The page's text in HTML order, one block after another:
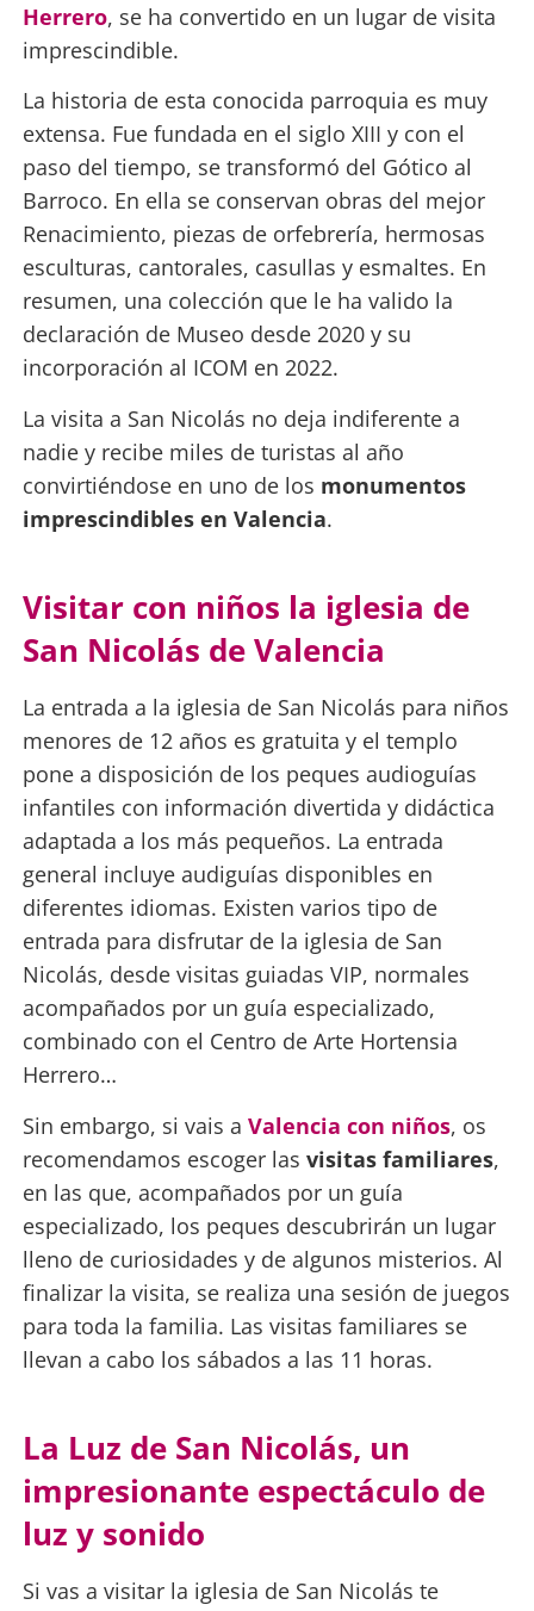
Herrero, se ha convertido en un lugar de visita
imprescindible.
La historia de esta conocida parroquia es muy
extensa. Fue fundada en el siglo XIII y con el
paso del tiempo, se transformó del Gótico al
Barroco. En ella se conservan obras del mejor
Renacimiento, piezas de orfebrería, hermosas
esculturas, cantorales, casullas y esmaltes. En
resumen, una colección que le ha valido la
declaración de Museo desde 2020 y su
incorporación al ICOM en 2022.
La visita a San Nicolás no deja indiferente a
nadie y recibe miles de turistas al año
convirtiéndose en uno de los monumentos
imprescindibles en Valencia.
Visitar con niños la iglesia de
San Nicolás de Valencia
La entrada a la iglesia de San Nicolás para niños
menores de 12 años es gratuita y el templo
pone a disposición de los peques audioguías
infantiles con información divertida y didáctica
adaptada a los más pequeños. La entrada
general incluye audiguías disponibles en
diferentes idiomas. Existen varios tipo de
entrada para disfrutar de la iglesia de San
Nicolás, desde visitas guiadas VIP, normales
acompañados por un guía especializado,
combinado con el Centro de Arte Hortensia
Herrero…
Sin embargo, si vais a Valencia con niños, os
recomendamos escoger las visitas familiares,
en las que, acompañados por un guía
especializado, los peques descubrirán un lugar
lleno de curiosidades y de algunos misterios. Al
finalizar la visita, se realiza una sesión de juegos
para toda la familia. Las visitas familiares se
llevan a cabo los sábados a las 11 horas.
La Luz de San Nicolás, un
impresionante espectáculo de
luz y sonido
Si vas a visitar la iglesia de San Nicolás te